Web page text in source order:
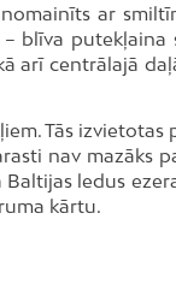
ar
blīva putekļaina
arī centrālajā
Tās izvietotas
nav mazāks
ledus
kārtu.